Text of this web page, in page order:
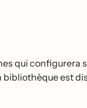
qui configurera
est